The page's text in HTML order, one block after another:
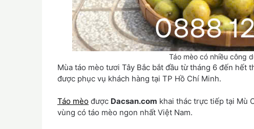
Táo mèo có nhiều công
Mùa táo mèo tươi Tây Bắc bắt đầu từ tháng 6 đến hết
được phục vụ khách hàng tại TP Hồ Chí Minh.
Táo mèo được Dacsan.com khai thác trực tiếp tại Mù
vùng có táo mèo ngon nhất Việt Nam.